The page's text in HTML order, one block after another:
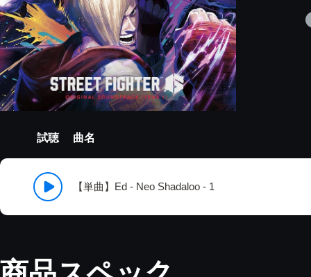
試聴 曲名
【単曲】Ed - Neo Shadaloo - 1